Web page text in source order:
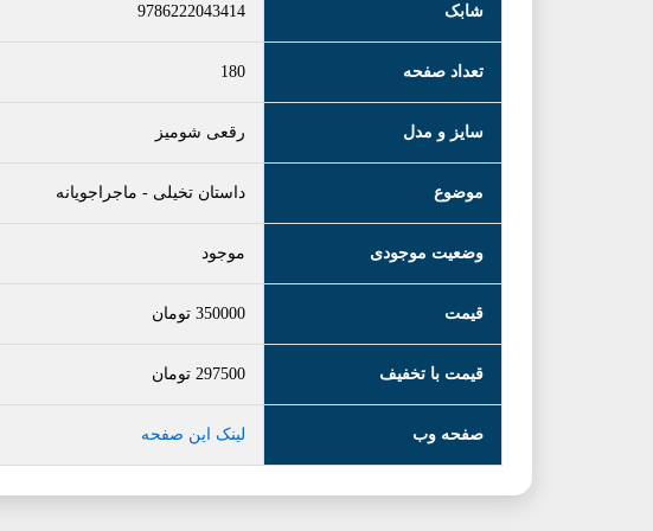
شابک 9786222043414
تعداد صفحه 180
سایز و مدل رقعی شومیز
موضوع داستان تخیلی - ماجراجویانه
وضعیت موجودی موجود
قیمت 350000 تومان
قیمت با تخفیف 297500 تومان
صفحه وب لینک این صفحه